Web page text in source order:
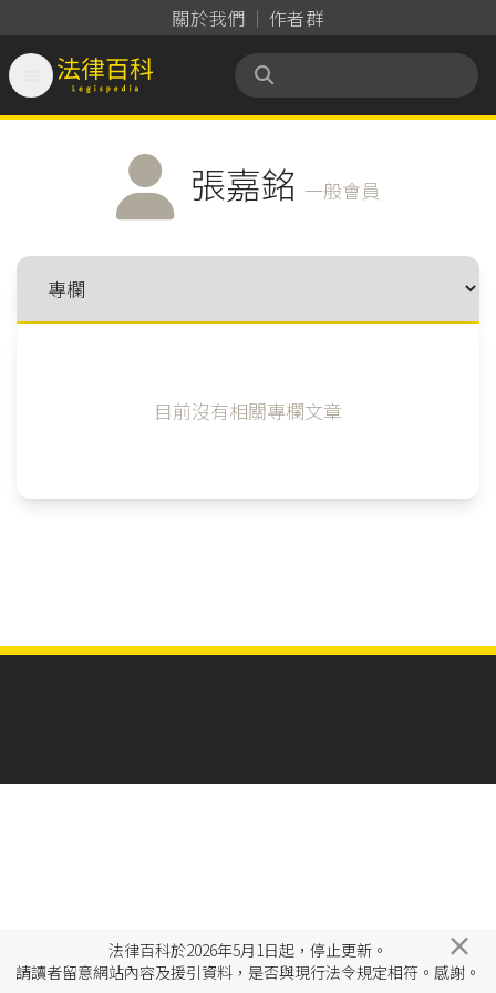
關於我們 作者群
法律百科 Legispedia
張嘉銘 一般會員
目前沒有相關專欄文章
法律百科於2026年5月1日起，停止更新。
請讀者留意網站內容及援引資料，是否與現行法令規定相符。感謝。
×